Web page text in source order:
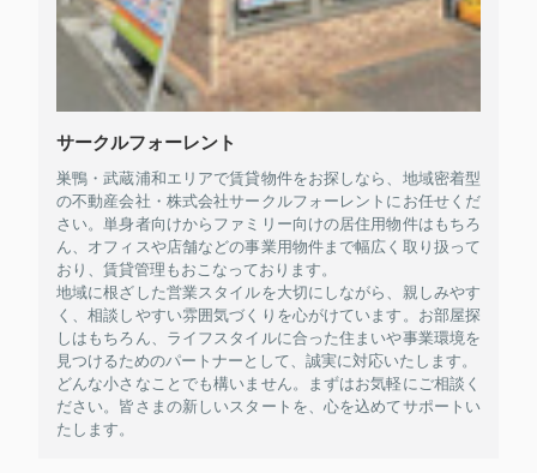
サークルフォーレント
巣鴨・武蔵浦和エリアで賃貸物件をお探しなら、地域密着型
の不動産会社・株式会社サークルフォーレントにお任せくだ
さい。単身者向けからファミリー向けの居住用物件はもちろ
ん、オフィスや店舗などの事業用物件まで幅広く取り扱って
おり、賃貸管理もおこなっております。
地域に根ざした営業スタイルを大切にしながら、親しみやす
く、相談しやすい雰囲気づくりを心がけています。お部屋探
しはもちろん、ライフスタイルに合った住まいや事業環境を
見つけるためのパートナーとして、誠実に対応いたします。
どんな小さなことでも構いません。まずはお気軽にご相談く
ださい。皆さまの新しいスタートを、心を込めてサポートい
たします。